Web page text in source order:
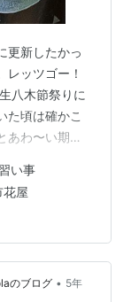
更新したかっ
レッツゴー！
八木節祭りに
た頃は確かこ
あわ〜い期待
達がクレープ
しかに4年
たけどまさ
のは最終日)
が初めて」
が初…
い事
花屋
のブログ • 5年